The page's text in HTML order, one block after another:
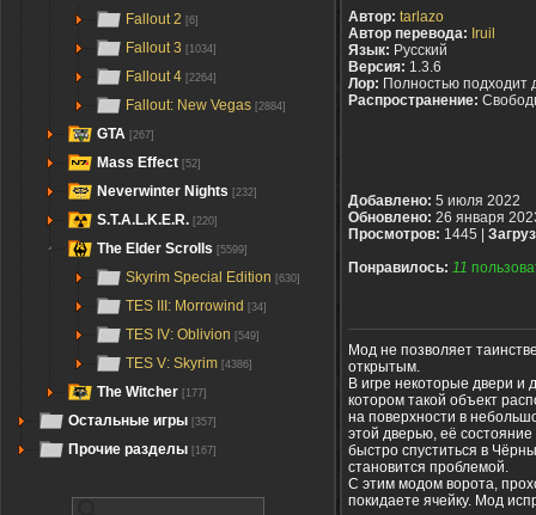
Fallout 2 [6]
Fallout 3 [1034]
Fallout 4 [2264]
Fallout: New Vegas [2884]
GTA [267]
Mass Effect [52]
Neverwinter Nights [232]
S.T.A.L.K.E.R. [220]
The Elder Scrolls [5599]
Skyrim Special Edition [630]
TES III: Morrowind [34]
TES IV: Oblivion [549]
TES V: Skyrim [4386]
The Witcher [177]
Остальные игры [357]
Прочие разделы [167]
Автор: tarlazo
Автор перевода: Iruil
Язык: Русский
Версия: 1.3.6
Лор: Полностью подходит
Распространение:
Добавлено: 5 июля 2022
Обновлено: 26 января
Просмотров: 1445 |
Понравилось: 11
Мод не позволяет
открытым.
В игре некоторые двери и
котором такой объект
на поверхности в
этой дверью, её
быстро спуститься в
становится проблемой.
С этим модом ворота,
покидаете ячейку. Мод